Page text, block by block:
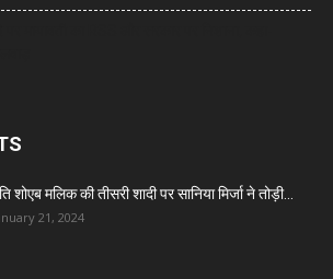
शोएब मलिक की तीसरी शादी पर सानिया मिर्जा ने तोड़ी...
21, 2024